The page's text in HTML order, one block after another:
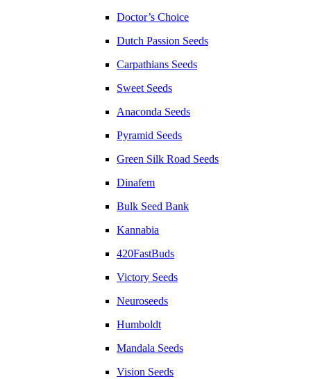
Doctor’s Choice
Dutch Passion Seeds
Carpathians Seeds
Sweet Seeds
Anaconda Seeds
Pyramid Seeds
Green Silk Road Seeds
Dinafem
Bulk Seed Bank
Kannabia
420FastBuds
Victory Seeds
Neuroseeds
Humboldt
Mandala Seeds
Vision Seeds